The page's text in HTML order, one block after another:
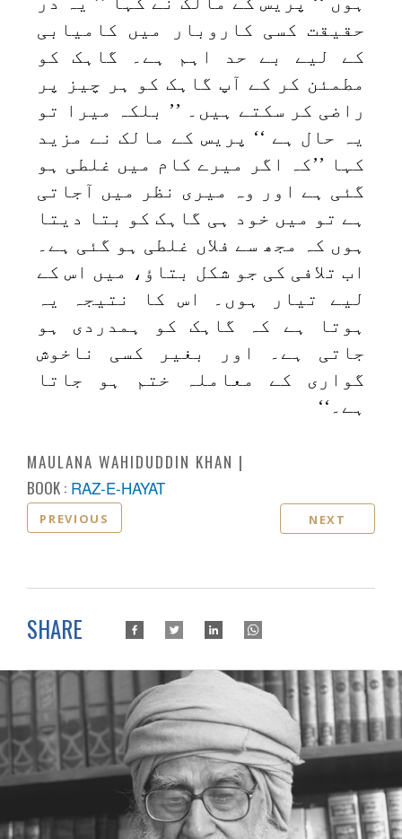
حقیقت کسی کاروبار میں کامیابی
کے لیے بے حد اہم ہے۔ گاہک کو
مطمئن کر کے آپ گاہک کو ہر چیز پر
راضی کر سکتے ہیں۔ ’’ بلکہ میرا تو
یہ حال ہے ‘‘ پریس کے مالک نے مزید
کہا ’’کہ اگر میرے کام میں غلطی ہو
گئی ہے اور وہ میری نظر میں آجاتی
ہے تو میں خود ہی گاہک کو بتا دیتا
ہوں کہ مجھ سے فلاں غلطی ہو گئی ہے۔
اب تلافی کی جو شکل بتاؤ، میں اس کے
لیے تیار ہوں۔ اس کا نتیجہ یہ
ہوتا ہے کہ گاہک کو ہمدردی ہو
جاتی ہے۔ اور بغیر کسی ناخوش
گواری کے معاملہ ختم ہو جاتا
ہے۔‘‘
MAULANA WAHIDUDDIN KHAN
BOOK : RAZ-E-HAYAT
PREVIOUS NEXT
SHARE